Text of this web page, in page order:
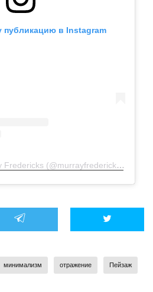
публикацию в Instagram
Публикация от Murray Fredericks (@murrayfredericks)
минимализм отражение Пейзаж